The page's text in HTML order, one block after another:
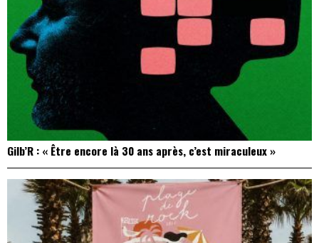
Gilb’R : « Être encore là 30 ans après, c’est miraculeux »